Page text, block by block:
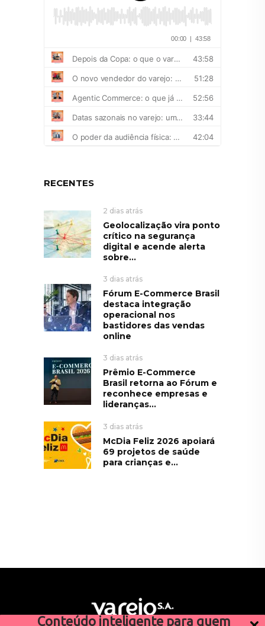
Conteúdo inteligente para quem
RECENTES
2 dias atrás
Geolocalização vira ponto
crítico na segurança
digital e acende alerta
sobre...
3 dias atrás
Fórum E-Commerce Brasil
destaca integração
operacional nos
bastidores das vendas
online
3 dias atrás
Prêmio E-Commerce
Brasil retorna ao Fórum e
reconhece empresas e
lideranças...
3 dias atrás
McDia Feliz 2026 apoiará
69 projetos de saúde
para crianças e...